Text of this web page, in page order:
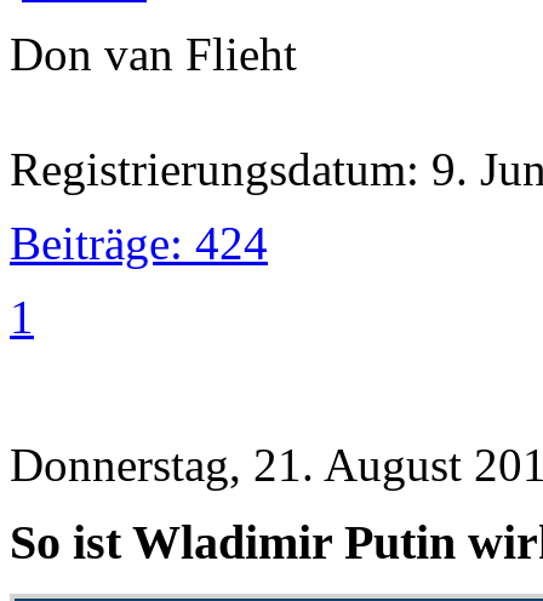
Don van Flieht
Registrierungsdatum: 9.
Beiträge: 424
1
Donnerstag, 21. August
So ist Wladimir Putin